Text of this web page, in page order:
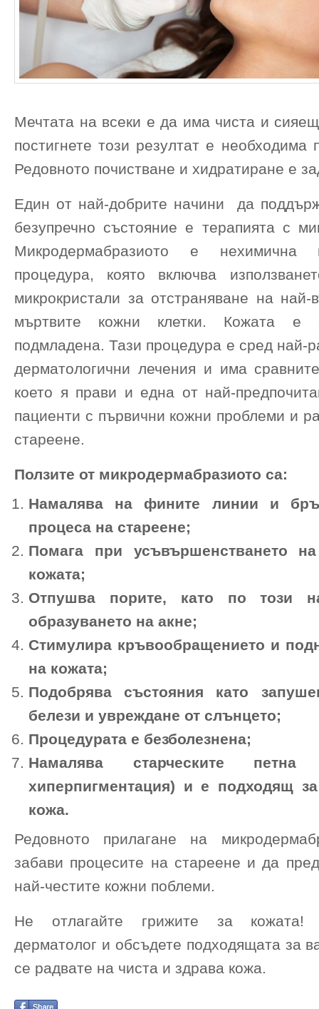
Мечтата на всеки е да има чиста и
постигнете този резултат е необходима
Редовното почистване и хидратиране е
Един от най-добрите начини да
безупречно състояние е терапията с
Микродермабразиото е нехимична
процедура, която включва
микрокристали за отстраняване на
мъртвите кожни клетки. Кожата е
подмладена. Тази процедура е сред най-
дерматологични лечения и има
което я прави и една от най-
пациенти с първични кожни проблеми и
стареене.
Ползите от микродермабразиото са:
Намалява на фините линии и
процеса на стареене;
Помага при усъвършенстването
кожата;
Отпушва порите, като по този
образуването на акне;
Стимулира кръвообращението и
на кожата;
Подобрява състояния като
белези и увреждане от слънцето;
Процедурата е безболезнена;
Намалява старческите петна
хиперпигментация) и е подходящ
кожа.
Редовното прилагане на
забави процесите на стареене и да
най-честите кожни поблеми.
Не отлагайте грижите за кожата!
дерматолог и обсъдете подходящата за
се радвате на чиста и здрава кожа.